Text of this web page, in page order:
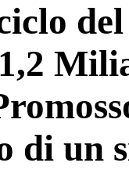
di un